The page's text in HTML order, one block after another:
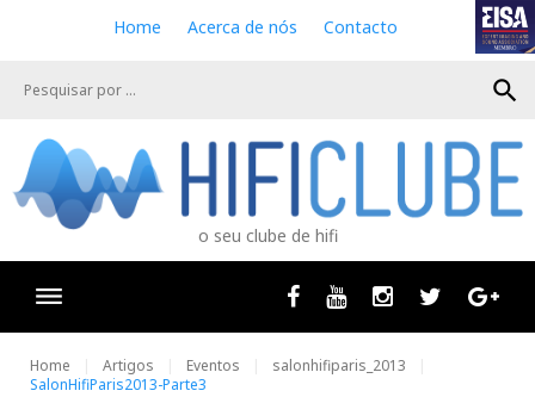
e
Home Acerca de nós Contacto
search
o seu clube de hifi
Facebook
Youtube InstagramTwitter
Home Artigos Eventos
salonhifiparis_2013
SalonHifiParis2013-Parte3